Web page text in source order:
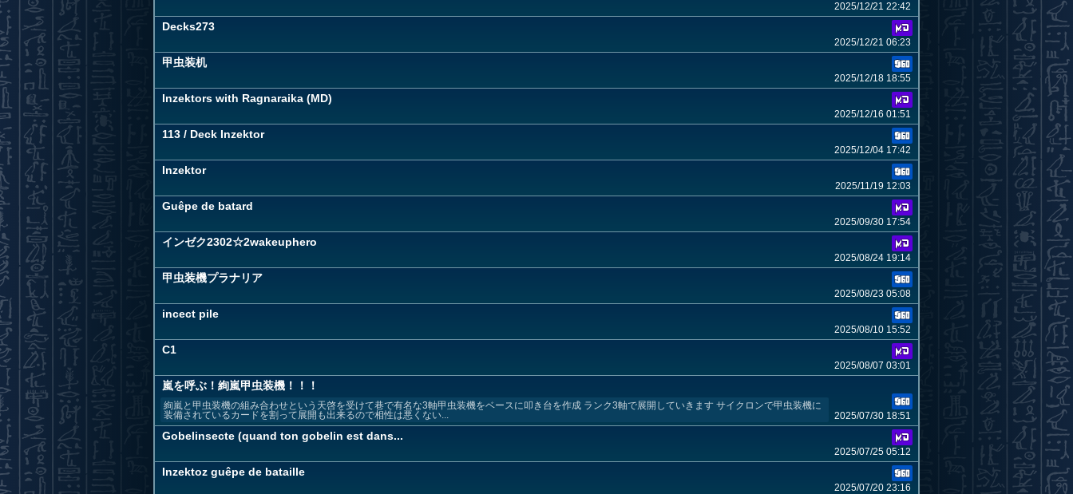
2025/12/21 22:42
Decks273
2025/12/21 06:23
甲虫装机
2025/12/18 18:55
Inzektors with Ragnaraika (MD)
2025/12/16 01:51
113 / Deck Inzektor
2025/12/04 17:42
Inzektor
2025/11/19 12:03
Guêpe de batard
2025/09/30 17:54
インゼク2302☆2wakeuphero
2025/08/24 19:14
甲虫装機プラナリア
2025/08/23 05:08
incect pile
2025/08/10 15:52
C1
2025/08/07 03:01
嵐を呼ぶ！絢嵐甲虫装機！！！
絢嵐と甲虫装機の組み合わせという天啓を受けて巷で有名な3軸甲虫装機をベースに叩き台を作成 ランク3軸で展開していきます サイクロンで甲虫装機に
装備されているカードを割って展開も出来るので相性は悪くない...
2025/07/30 18:51
Gobelinsecte (quand ton gobelin est dans...
2025/07/25 05:12
Inzektoz guêpe de bataille
2025/07/20 23:16